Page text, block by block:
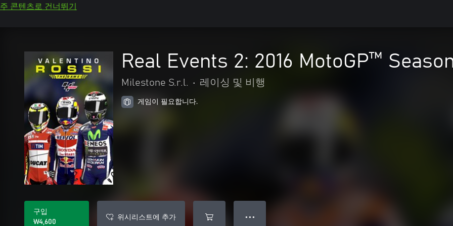
주 콘텐츠로 건너뛰기
Real Events 2: 2016 MotoGP™
Milestone S.r.l. • 레이싱 및 비행
게임이 필요합니다.
구입
₩4,600
위시리스트에 추가 ● ● ●